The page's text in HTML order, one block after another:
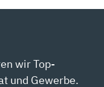
wir Top-
und Gewerbe.